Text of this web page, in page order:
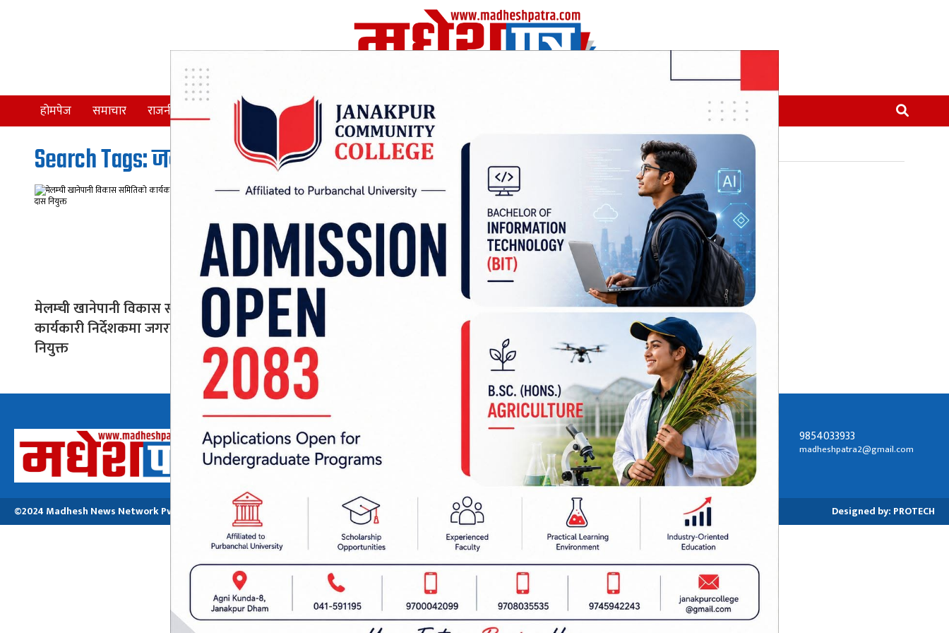
होमपेज समाचार राजनीति समाज देश विचार अर्थ/वाणिज शिक्षा थप
Search Tags: जगरनाथ दास
मेलम्ची खानेपानी विकास समितिको
कार्यकारी निर्देशकमा जगरनाथ दास
नियुक्त
अध्यक्ष तथा प्रबन्ध निर्देशक:
मनोजकुमार मोरबैता
सम्पर्क ठेगाना:
जनकपुरधाम-२, धनुषा
9854033933
madheshpatra2@gmail.com
©2024 Madhesh News Network Pvt. ltd | All Rights Reserved. Designed by: PROTECH